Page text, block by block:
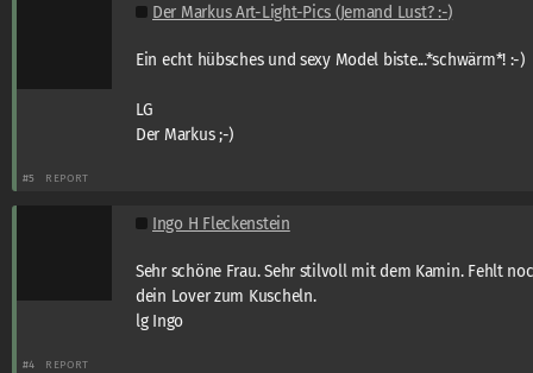
Der Markus Art-Light-Pics (Jemand Lust? :-)
Ein echt hübsches und sexy Model biste...*schwärm*! :-)
LG
Der Markus ;-)
#5 REPORT
Ingo H Fleckenstein
Sehr schöne Frau. Sehr stilvoll mit dem Kamin. Fehlt
dein Lover zum Kuscheln.
lg Ingo
#4 REPORT